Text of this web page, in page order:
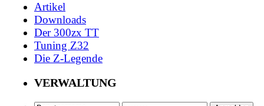
Artikel
Downloads
Der 300zx TT
Tuning Z32
Die Z-Legende
VERWALTUNG